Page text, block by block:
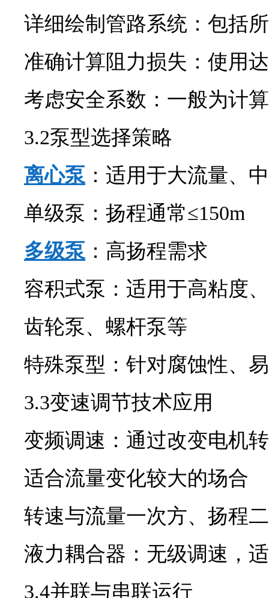
详细绘制管路系统：包括
准确计算阻力损失：使用
考虑安全系数：一般为计
3.2泵型选择策略
离心泵 ：适用于大流量、
单级泵：扬程通常≤150m
多级泵 ：高扬程需求
容积式泵：适用于高粘度
齿轮泵、螺杆泵等
特殊泵型：针对腐蚀性、
3.3变速调节技术应用
变频调速：通过改变电机
适合流量变化较大的场合
转速与流量一次方、扬程
液力耦合器：无级调速，
3.4并联与串联运行